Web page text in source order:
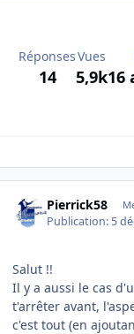
Réponses
14
Vues
5,9k16
Pierrick58
Publication: 5
Salut !!
Il y a aussi le cas
t'arrêter avant,
c'est tout (en